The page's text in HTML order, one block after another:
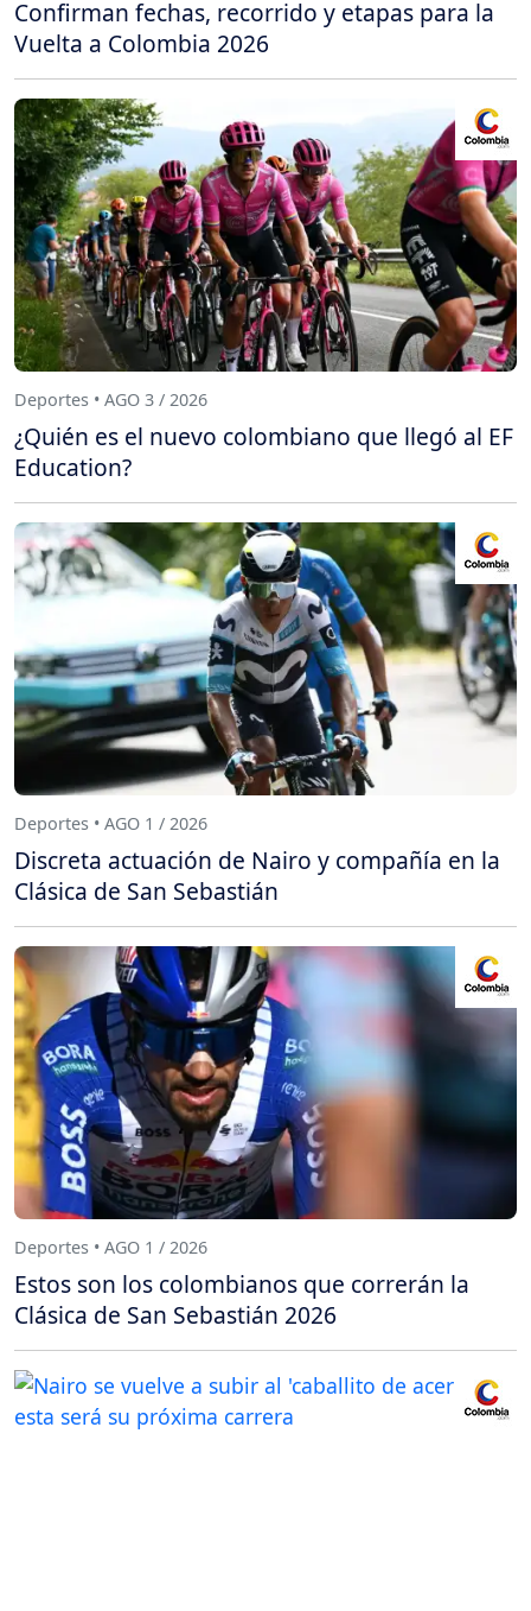
Confirman fechas, recorrido y etapas para la
Vuelta a Colombia 2026
Deportes • AGO 3 / 2026
¿Quién es el nuevo colombiano que llegó al EF
Education?
Deportes • AGO 1 / 2026
Discreta actuación de Nairo y compañía en la
Clásica de San Sebastián
Deportes • AGO 1 / 2026
Estos son los colombianos que correrán la
Clásica de San Sebastián 2026